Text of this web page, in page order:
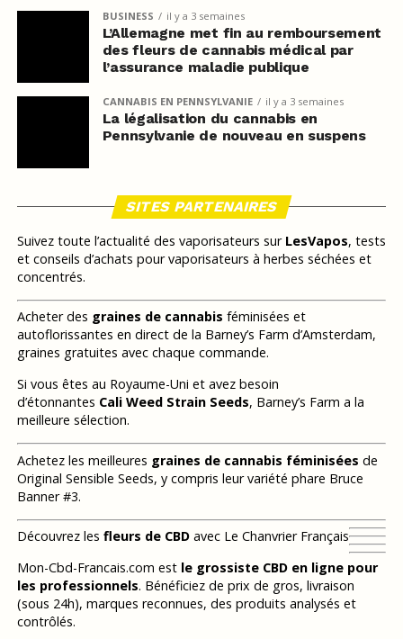
BUSINESS il y a 3 semaines
L’Allemagne met fin au remboursement
des fleurs de cannabis médical par
l’assurance maladie publique
CANNABIS EN PENNSYLVANIE il y a 3 semaines
La légalisation du cannabis en
Pennsylvanie de nouveau en suspens
SITES PARTENAIRES
Suivez toute l’actualité des vaporisateurs sur LesVapos, tests
et conseils d’achats pour vaporisateurs à herbes séchées et
concentrés.
Acheter des graines de cannabis féminisées et
autoflorissantes en direct de la Barney’s Farm d’Amsterdam,
graines gratuites avec chaque commande.
Si vous êtes au Royaume-Uni et avez besoin
d’étonnantes Cali Weed Strain Seeds, Barney’s Farm a la
meilleure sélection.
Achetez les meilleures graines de cannabis féminisées de
Original Sensible Seeds, y compris leur variété phare Bruce
Banner #3.
Découvrez les fleurs de CBDavec Le Chanvrier Français
Mon-Cbd-Francais.com est le grossiste CBD en ligne pour
les professionnels. Bénéficiez de prix de gros, livraison
(sous 24h), marques reconnues, des produits analysés et
contrôlés.